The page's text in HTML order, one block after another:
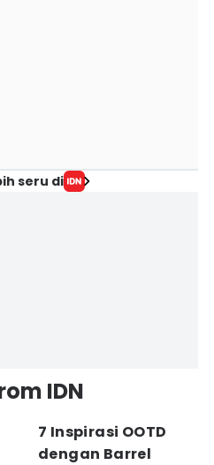
seru di
IDN
7 Inspirasi OOTD
dengan Barrel